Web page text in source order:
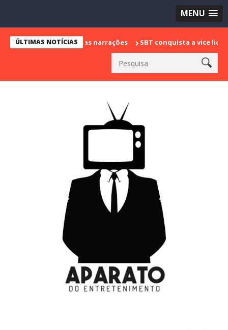
MENU
ÚLTIMAS NOTÍCIAS
despedida das narrações SBT conquista a vice liderança com